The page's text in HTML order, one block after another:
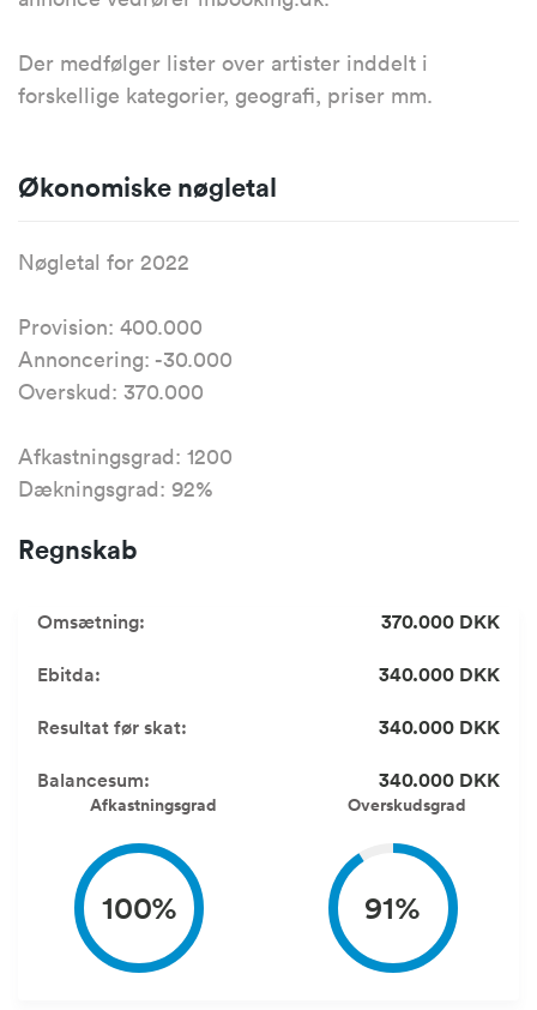
Der medfølger lister over artister inddelt i
forskellige kategorier, geografi, priser mm.
Økonomiske nøgletal
Nøgletal for 2022
Provision: 400.000
Annoncering: -30.000
Overskud: 370.000
Afkastningsgrad: 1200
Dækningsgrad: 92%
Regnskab
Omsætning: 370.000 DKK
Ebitda: 340.000 DKK
Resultat før skat: 340.000 DKK
Balancesum: 340.000 DKK
Afkastningsgrad
100%
Overskudsgrad
91%